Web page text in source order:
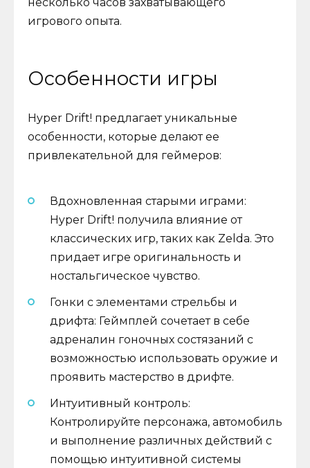
игрового опыта.
Особенности игры
Hyper Drift! предлагает уникальные
особенности, которые делают ее
привлекательной для геймеров:
Вдохновленная старыми играми:
Hyper Drift! получила влияние от
классических игр, таких как Zelda. Это
придает игре оригинальность и
ностальгическое чувство.
Гонки с элементами стрельбы и
дрифта: Геймплей сочетает в себе
адреналин гоночных состязаний с
возможностью использовать оружие и
проявить мастерство в дрифте.
Интуитивный контроль:
Контролируйте персонажа, автомобиль
и выполнение различных действий с
помощью интуитивной системы